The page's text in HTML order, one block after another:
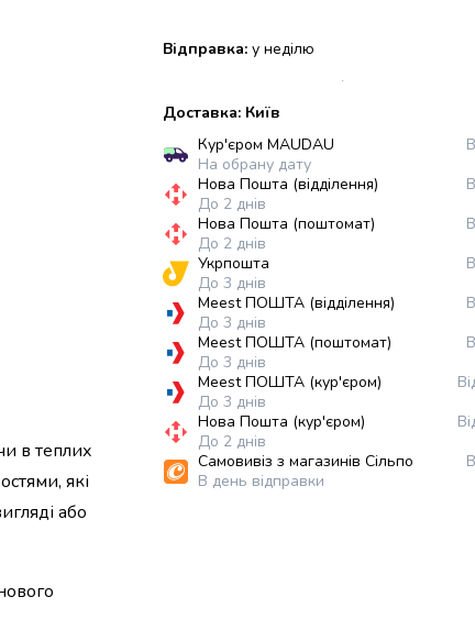
в теплих
які
або
Відправка: у неділю
Доставка: Київ
Кур'єром MAUDAU
На обрану дату
Нова Пошта (відділення)
До 2 днів
Нова Пошта (поштомат)
До 2 днів
Укрпошта
До 3 днів
Meest ПОШТА (відділення)
До 3 днів
Meest ПОШТА (поштомат)
До 3 днів
Meest ПОШТА (кур'єром)
До 3 днів
Нова Пошта (кур'єром)
До 2 днів
Самовивіз з магазинів Сільпо
В день відправки